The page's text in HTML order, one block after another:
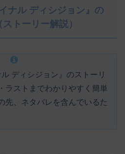
ナル ディシジョン』の
トーリー解説）
ディシジョン』のストーリ
ラストまでわかりやすく簡単
先、ネタバレを含んでいるた